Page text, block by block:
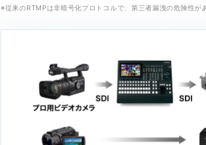
※従来のRTMPは非暗号化プロトコルで、第三者漏洩の危険性が